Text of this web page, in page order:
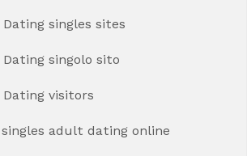
singles sites
singolo sito
visitors
adult dating online